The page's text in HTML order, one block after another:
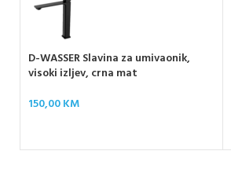
D-WASSER Slavina za umivaonik,
visoki izljev, crna mat
150,00KM